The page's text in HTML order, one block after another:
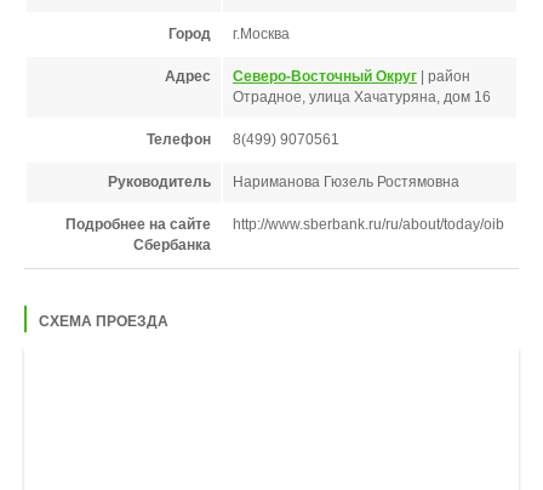
Город г.Москва
Адрес Северо-Восточный Округ | район
Отрадное, улица Хачатуряна, дом 16
Телефон 8(499) 9070561
Руководитель Нариманова Гюзель Ростямовна
Подробнее на сайте
Сбербанка
http://www.sberbank.ru/ru/about/today/oib
СХЕМА ПРОЕЗДА